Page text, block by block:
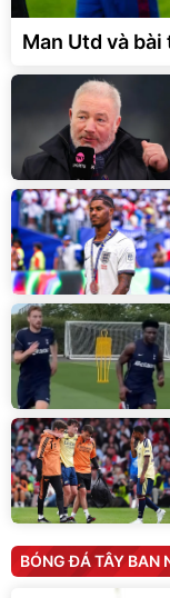
Man Utd và
BÓNG ĐÁ TÂY BAN